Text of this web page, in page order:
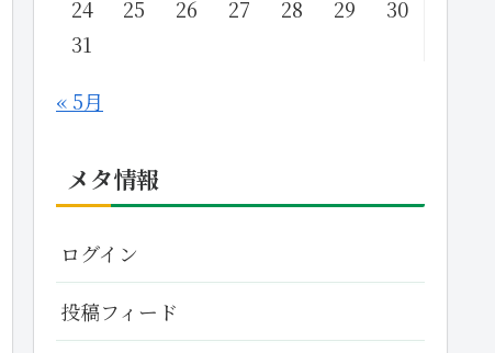
24
25 26 27 28 29
30
31
« 5月
メタ情報
ログイン
投稿フィード